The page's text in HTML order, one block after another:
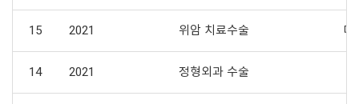
15 2021 위암 치료수술 미
14 2021 정형외과 수술